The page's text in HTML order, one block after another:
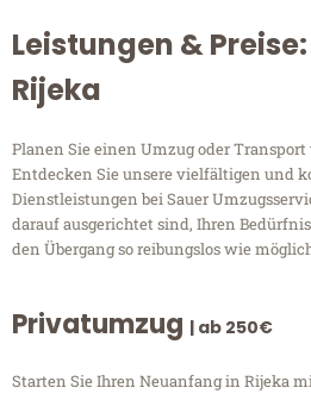
Leistungen &
Rijeka
Planen Sie einen Umzug oder
Entdecken Sie unsere vielfältigen und
Dienstleistungen bei Sauer
darauf ausgerichtet sind, Ihren
den Übergang so reibungslos wie
Privatumzug | ab 250€
Starten Sie Ihren Neuanfang in Rijeka